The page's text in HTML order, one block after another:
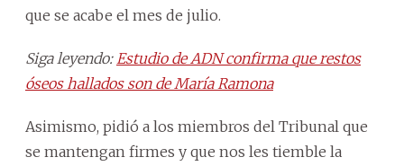
que se acabe el mes de julio.
Siga leyendo: Estudio de ADN confirma que restos
óseos hallados son de María Ramona
Asimismo, pidió a los miembros del Tribunal que
se mantengan firmes y que nos les tiemble la